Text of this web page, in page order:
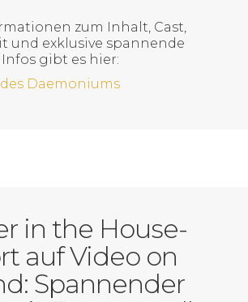
zum Inhalt, Cast,
und exklusive spannende
gibt es hier:
Daemoniums
in the House-
auf Video on
Spannender